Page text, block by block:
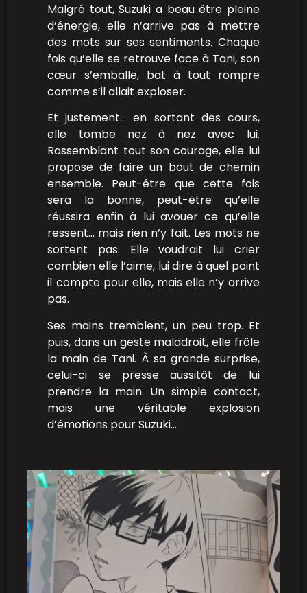
Malgré tout, Suzuki a beau être pleine
d’énergie, elle n’arrive pas à mettre
des mots sur ses sentiments. Chaque
fois qu’elle se retrouve face à Tani, son
cœur s’emballe, bat à tout rompre
comme s’il allait exploser.
Et justement… en sortant des cours,
elle tombe nez à nez avec lui.
Rassemblant tout son courage, elle lui
propose de faire un bout de chemin
ensemble. Peut-être que cette fois
sera la bonne, peut-être qu’elle
réussira enfin à lui avouer ce qu’elle
ressent… mais rien n’y fait. Les mots ne
sortent pas. Elle voudrait lui crier
combien elle l’aime, lui dire à quel point
il compte pour elle, mais elle n’y arrive
pas.
Ses mains tremblent, un peu trop. Et
puis, dans un geste maladroit, elle frôle
la main de Tani. À sa grande surprise,
celui-ci se presse aussitôt de lui
prendre la main. Un simple contact,
mais une véritable explosion
d’émotions pour Suzuki…